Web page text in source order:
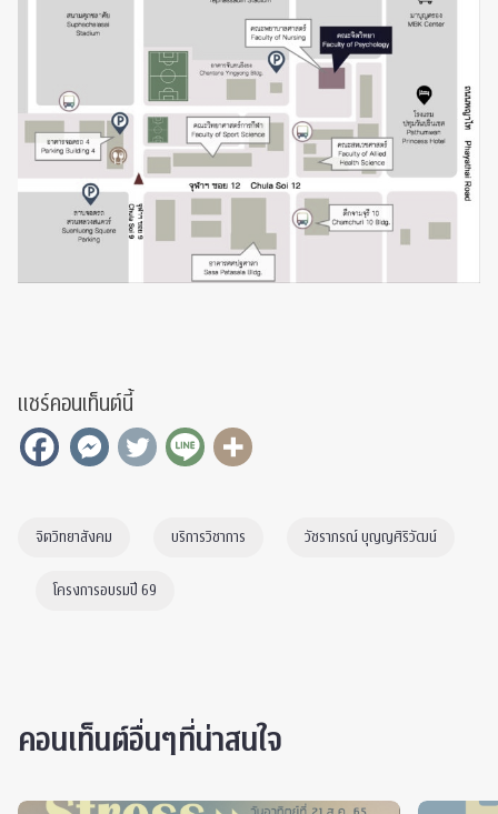
แชร์คอนเท็นต์นี้
จิตวิทยาสังคม บริการวิชาการ วัชราภรณ์ บุญญศิริวัฒน์
โครงการอบรมปี 69
คอนเท็นต์อื่นๆที่น่าสนใจ